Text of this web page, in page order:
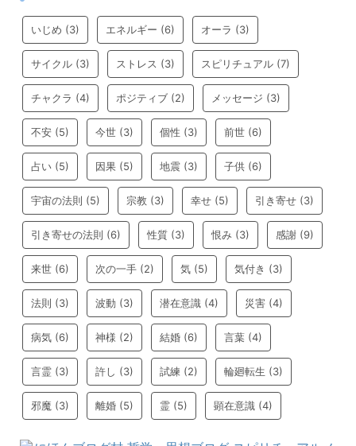
いじめ (3) エネルギー (6) オーラ (3)
サイクル (3) ストレス (3) スピリチュアル (7)
チャクラ (4) ポジティブ (2) メッセージ (3)
不安 (5) 今世 (3) 個性 (3) 前世 (6)
占い (5) 因果 (5) 地震 (3) 子供 (6)
宇宙の法則 (5) 宗教 (3) 幸せ (5) 引き寄せ (3)
引き寄せの法則 (6) 性質 (3) 恨み (3) 感謝 (9)
来世 (6) 次の一手 (2) 気 (5) 気付き (3)
法則 (3) 波動 (3) 潜在意識 (4) 災害 (4)
病気 (6) 神様 (2) 結婚 (6) 言葉 (4)
言霊 (3) 許し (3) 試練 (2) 輪廻転生 (3)
邪魔 (3) 離婚 (5) 霊 (5) 顕在意識 (4)